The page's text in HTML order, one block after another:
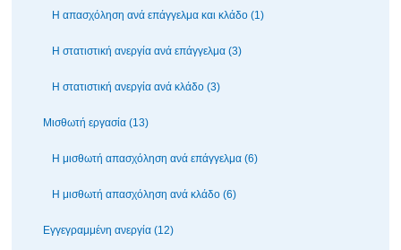
Η απασχόληση ανά επάγγελμα και κλάδο (1)
Η στατιστική ανεργία ανά επάγγελμα (3)
Η στατιστική ανεργία ανά κλάδο (3)
Μισθωτή εργασία (13)
Η μισθωτή απασχόληση ανά επάγγελμα (6)
Η μισθωτή απασχόληση ανά κλάδο (6)
Εγγεγραμμένη ανεργία (12)